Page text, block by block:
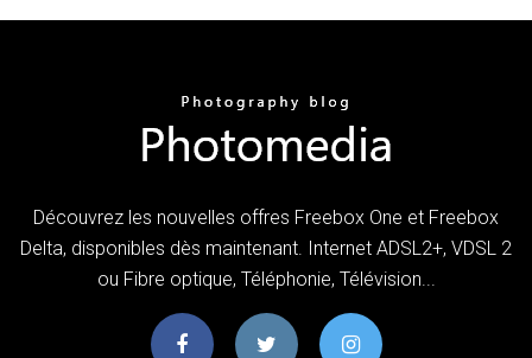
Découvrez les nouvelles offres Freebox One et Freebox
Delta, disponibles dès maintenant. Internet ADSL2+, VDSL 2
ou Fibre optique, Téléphonie, Télévision...